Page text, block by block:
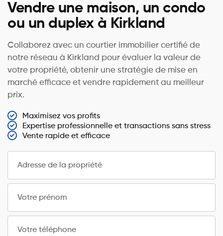
Vendre une maison, un condo
ou un duplex à Kirkland
Collaborez avec un courtier immobilier certifié de
notre réseau à Kirkland pour évaluer la valeur de
votre propriété, obtenir une stratégie de mise en
marché efficace et vendre rapidement au meilleur
prix.
Maximisez vos profits
Expertise professionnelle et transactions sans stress
Vente rapide et efficace
Adresse de la propriété
Votre prénom
Votre téléphone